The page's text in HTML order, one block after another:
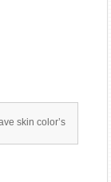
skin color’s